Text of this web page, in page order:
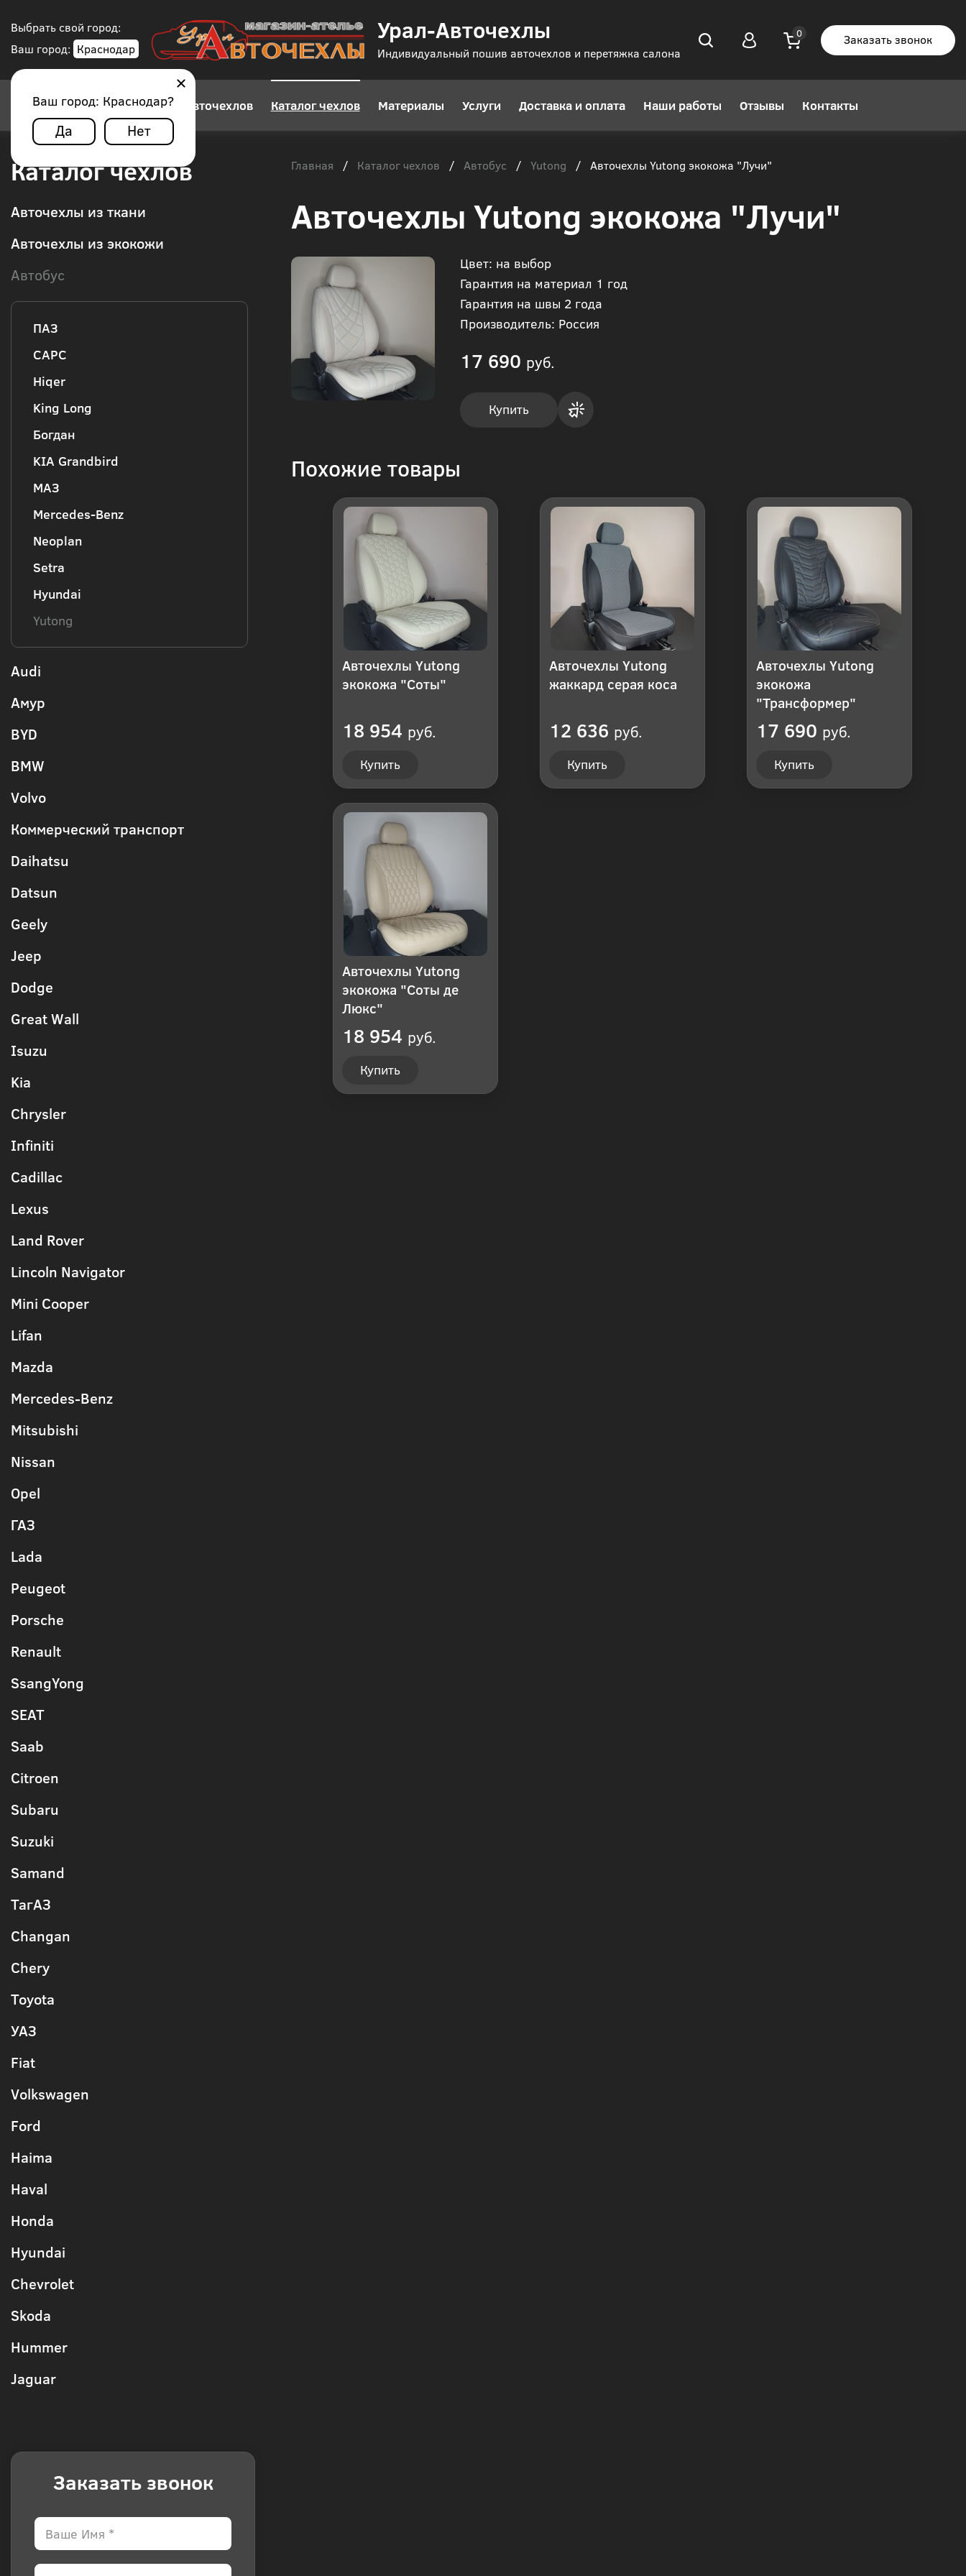
Выбрать свой город:
Ваш город: Краснодар
Ваш город: Краснодар?
Да Нет
Урал-Авточехлы
Индивидуальный пошив авточехлов и перетяжка салона
Заказать звонок
Конструктор авточехлов Каталог чехлов Материалы Услуги Доставка и оплата Наши работы Отзывы Контакты
Каталог чехлов
Авточехлы из ткани
Авточехлы из экокожи
Автобус
ПАЗ
CAPC
Hiqer
King Long
Богдан
KIA Grandbird
МАЗ
Mercedes-Benz
Neoplan
Setra
Hyundai
Yutong
Audi
Амур
BYD
BMW
Volvo
Коммерческий транспорт
Daihatsu
Datsun
Geely
Jeep
Dodge
Great Wall
Isuzu
Kia
Chrysler
Infiniti
Cadillac
Lexus
Land Rover
Lincoln Navigator
Mini Cooper
Lifan
Mazda
Mercedes-Benz
Mitsubishi
Nissan
Opel
ГАЗ
Lada
Peugeot
Porsche
Renault
SsangYong
SEAT
Saab
Citroen
Subaru
Suzuki
Samand
ТагАЗ
Changan
Chery
Toyota
УАЗ
Fiat
Volkswagen
Ford
Haima
Haval
Honda
Hyundai
Chevrolet
Skoda
Hummer
Jaguar
Заказать звонок
Главная / Каталог чехлов / Автобус / Yutong / Авточехлы Yutong экокожа "Лучи"
Авточехлы Yutong экокожа "Лучи"
Цвет: на выбор
Гарантия на материал 1 год
Гарантия на швы 2 года
Производитель: Россия
17 690 руб.
Купить
Похожие товары
Авточехлы Yutong
экокожа "Соты"
18 954 руб.
Купить
Авточехлы Yutong
жаккард серая коса
12 636 руб.
Купить
Авточехлы Yutong
экокожа
"Трансформер"
17 690 руб.
Купить
Авточехлы Yutong
экокожа "Соты де
Люкс"
18 954 руб.
Купить